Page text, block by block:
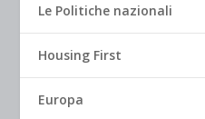
Le Politiche nazionali
Housing First
Europa